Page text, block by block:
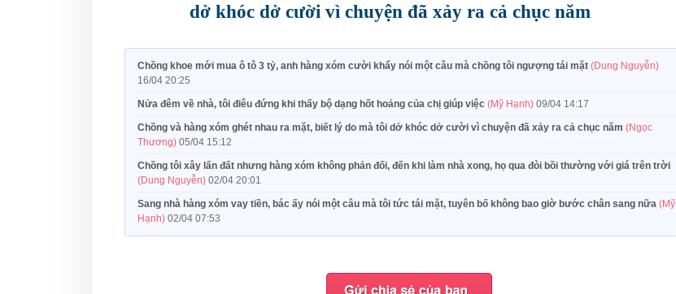
dở khóc dở cười vì chuyện đã xảy ra cả chục năm
Chồng khoe mới mua ô tô 3 tỷ, anh hàng xóm cười khẩy nói một câu mà chồng tôi ngượng tái mặt (Dung Nguyễn)
16/04 20:25
Nửa đêm về nhà, tôi điêu đứng khi thấy bộ dạng hốt hoảng của chị giúp việc (Mỹ Hạnh) 09/04 14:17
Chồng và hàng xóm ghét nhau ra mặt, biết lý do mà tôi dở khóc dở cười vì chuyện đã xảy ra cả chục năm (Ngọc
Thương) 05/04 15:12
Chồng tôi xây lấn đất nhưng hàng xóm không phản đối, đến khi làm nhà xong, họ qua đòi bồi thường với giá trên trời
(Dung Nguyễn) 02/04 20:01
Sang nhà hàng xóm vay tiền, bác ấy nói một câu mà tôi tức tái mặt, tuyên bố không bao giờ bước chân sang nữa (Mỹ
Hạnh) 02/04 07:53